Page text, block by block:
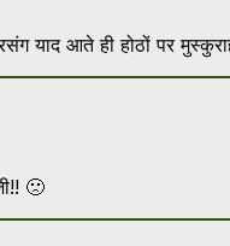
याद आते ही होठों पर
🙁